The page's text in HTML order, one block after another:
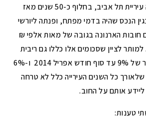
רק בבעלותה), נזכרה עיריית תל אביב, בחלוף כ-50 שנים מאז
הנכס שהיה בדמי מפתח, ופנתה ליורשי
הארנונה בגובה של מאות אלפי ₪
לציין שסכומים אלו כללו גם ריבית
פיגורים שנתית בשיעור של 9% עד סוף חודש אפריל 2014 ו-6%
כל השנים העירייה כלל לא טרחה
אותם על החוב.
טענות: